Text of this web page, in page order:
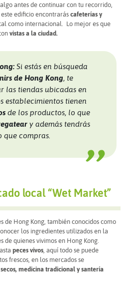
antes de continuar con tu recorrido,
este edificio encontrarás cafeterías y
como internacional. Lo mejor es que
vistas a la ciudad.
Si estás en búsqueda
de Hong Kong, te
las tiendas ubicadas en
establecimientos tienen
de los productos, lo que
y además tendrás
compras.
local “Wet Market”
de Hong Kong, también conocidos como
los ingredientes utilizados en la
de quienes vivimos en Hong Kong.
peces vivos , aquí todo se puede
frescos, en los mercados se
medicina tradicional y santería